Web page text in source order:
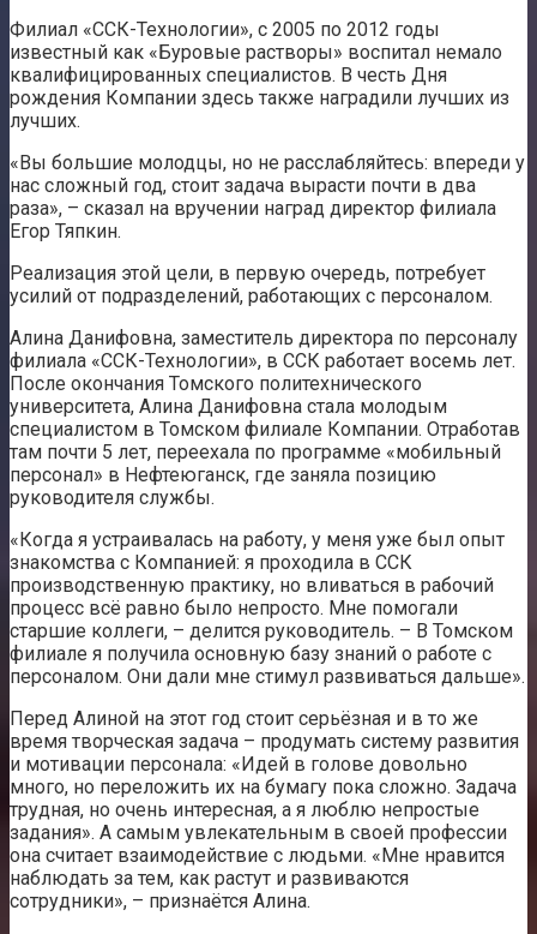
Филиал «ССК-Технологии», с 2005 по 2012 годы
известный как «Буровые растворы» воспитал немало
квалифицированных специалистов. В честь Дня
рождения Компании здесь также наградили лучших из
лучших.
«Вы большие молодцы, но не расслабляйтесь: впереди у
нас сложный год, стоит задача вырасти почти в два
раза», – сказал на вручении наград директор филиала
Егор Тяпкин.
Реализация этой цели, в первую очередь, потребует
усилий от подразделений, работающих с персоналом.
Алина Данифовна, заместитель директора по персоналу
филиала «ССК-Технологии», в ССК работает восемь лет.
После окончания Томского политехнического
университета, Алина Данифовна стала молодым
специалистом в Томском филиале Компании. Отработав
там почти 5 лет, переехала по программе «мобильный
персонал» в Нефтеюганск, где заняла позицию
руководителя службы.
«Когда я устраивалась на работу, у меня уже был опыт
знакомства с Компанией: я проходила в ССК
производственную практику, но вливаться в рабочий
процесс всё равно было непросто. Мне помогали
старшие коллеги, – делится руководитель. – В Томском
филиале я получила основную базу знаний о работе с
персоналом. Они дали мне стимул развиваться дальше».
Перед Алиной на этот год стоит серьёзная и в то же
время творческая задача – продумать систему развития
и мотивации персонала: «Идей в голове довольно
много, но переложить их на бумагу пока сложно. Задача
трудная, но очень интересная, а я люблю непростые
задания». А самым увлекательным в своей профессии
она считает взаимодействие с людьми. «Мне нравится
наблюдать за тем, как растут и развиваются
сотрудники», – признаётся Алина.